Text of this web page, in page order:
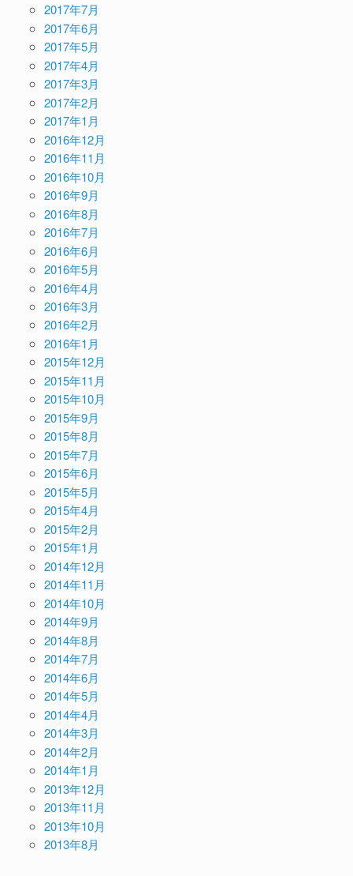
2017年7月
2017年6月
2017年5月
2017年4月
2017年3月
2017年2月
2017年1月
2016年12月
2016年11月
2016年10月
2016年9月
2016年8月
2016年7月
2016年6月
2016年5月
2016年4月
2016年3月
2016年2月
2016年1月
2015年12月
2015年11月
2015年10月
2015年9月
2015年8月
2015年7月
2015年6月
2015年5月
2015年4月
2015年2月
2015年1月
2014年12月
2014年11月
2014年10月
2014年9月
2014年8月
2014年7月
2014年6月
2014年5月
2014年4月
2014年3月
2014年2月
2014年1月
2013年12月
2013年11月
2013年10月
2013年8月